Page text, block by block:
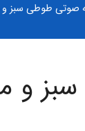
صوتی طوطی سبز و
و